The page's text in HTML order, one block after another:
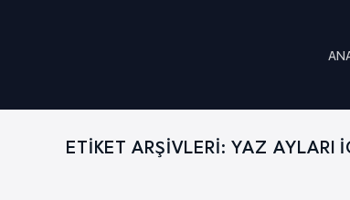
ETIKET ARŞIVLERI:YAZ AYLARI